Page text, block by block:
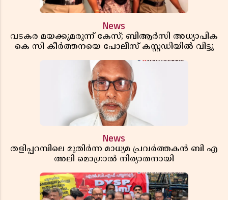
News
വടകര മയക്കുമരുന്ന് കേസ്; ബിആർസി അധ്യാപിക
കെ സി കീർത്തനയെ പോലീസ് കസ്റ്റഡിയിൽ വിട്ടു
News
തളിപ്പറമ്പിലെ മുതിർന്ന മാധ്യമ പ്രവർത്തകൻ ബി എ
അലി മൊഗ്രാൽ നിര്യാതനായി